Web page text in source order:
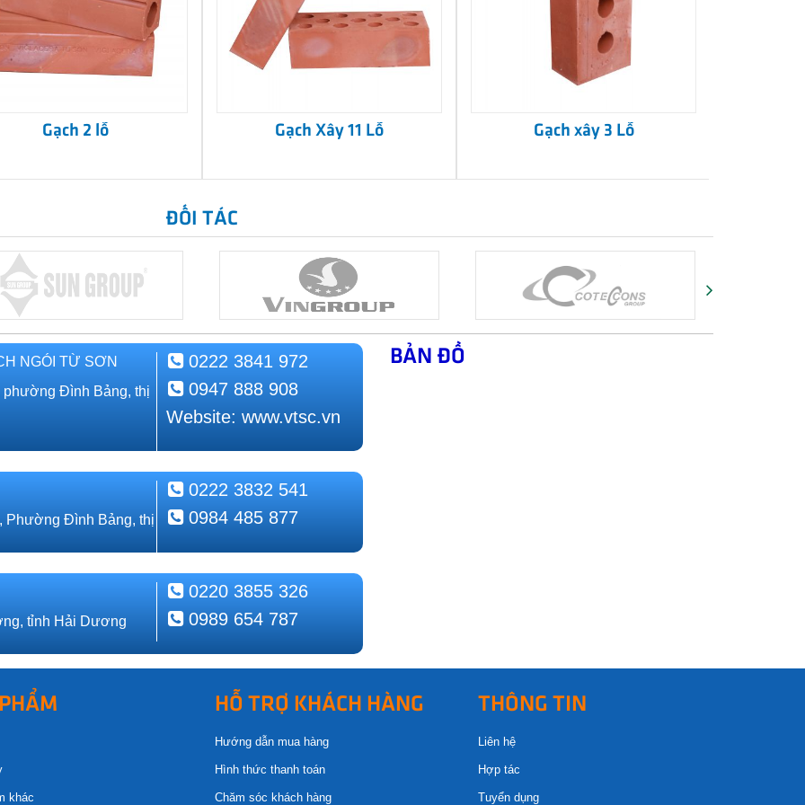
Gạch 2 lỗ Gạch Xây 11 Lỗ Gạch xây 3 Lỗ
ĐỐI TÁC
NGÓI TỪ SƠN
Đình Bảng, thị
0222 3841 972
0947 888 908
Website: www.vtsc.vn
Phường Đình Bảng, thị
0222 3832 541
0984 485 877
tỉnh Hải Dương
0220 3855 326
0989 654 787
BẢN ĐỒ
khác
HỖ TRỢ KHÁCH HÀNG
Hướng dẫn mua hàng
Hình thức thanh toán
Chăm sóc khách hàng
THÔNG TIN
Liên hệ
Hợp tác
Tuyển dụng